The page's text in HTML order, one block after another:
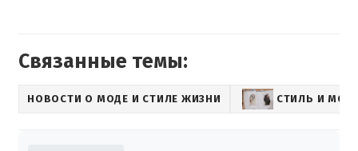
Связанные темы:
НОВОСТИ О МОДЕ И СТИЛЕ ЖИЗНИ СТИЛЬ И